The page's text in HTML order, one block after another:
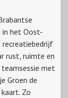
in het Oost-
recreatiebedrijf
rust, ruimte en
met
Groen de
Zo